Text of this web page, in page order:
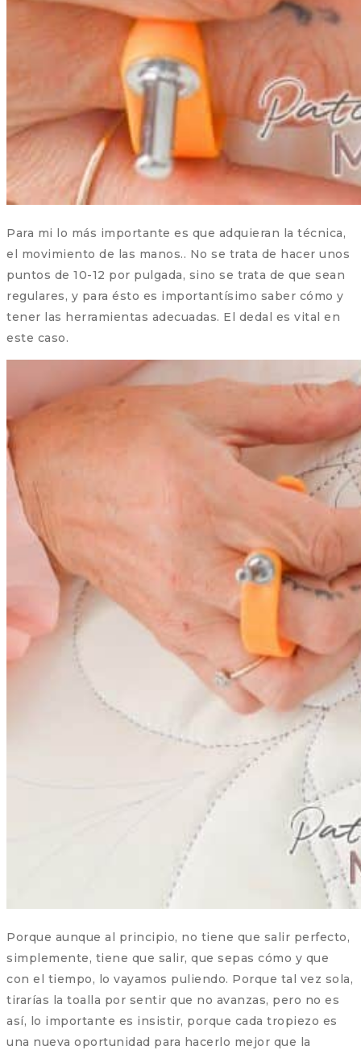
Para mi lo más importante es que adquieran la técnica,
el movimiento de las manos.. No se trata de hacer unos
puntos de 10-12 por pulgada, sino se trata de que sean
regulares, y para ésto es importantísimo saber cómo y
tener las herramientas adecuadas. El dedal es vital en
este caso.
Porque aunque al principio, no tiene que salir perfecto,
simplemente, tiene que salir, que sepas cómo y que
con el tiempo, lo vayamos puliendo. Porque tal vez sola,
tirarías la toalla por sentir que no avanzas, pero no es
así, lo importante es insistir, porque cada tropiezo es
una nueva oportunidad para hacerlo mejor que la